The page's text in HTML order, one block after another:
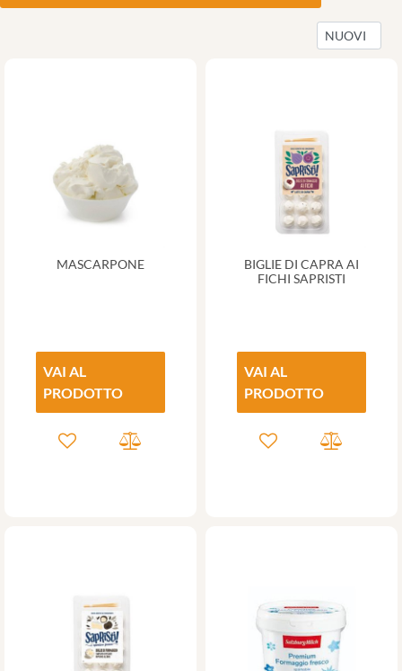
MASCARPONE
VAI AL
PRODOTTO
BIGLIE DI CAPRA AI
FICHI SAPRISTI
VAI AL
PRODOTTO